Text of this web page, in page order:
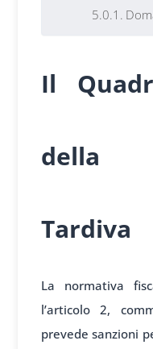
Il
della
Tardiva
La normativa
l’articolo 2,
prevede sanzioni